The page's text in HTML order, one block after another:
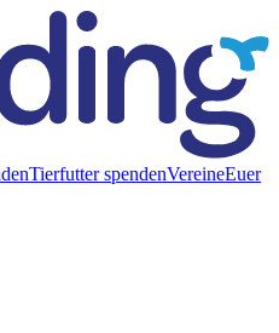
Tierfutter spendenVereineEuer